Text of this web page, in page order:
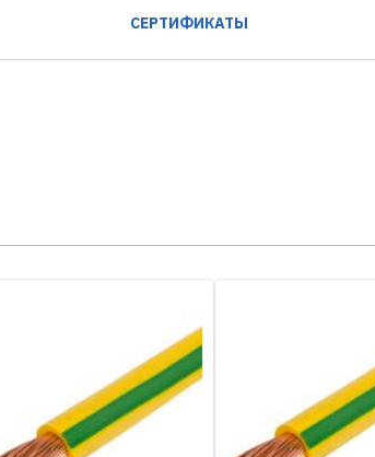
СЕРТИФИКАТЫ